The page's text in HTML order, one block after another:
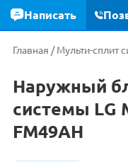
Главная /Мульти-сплит
Наружный
системы LG
FM49AH
Написать